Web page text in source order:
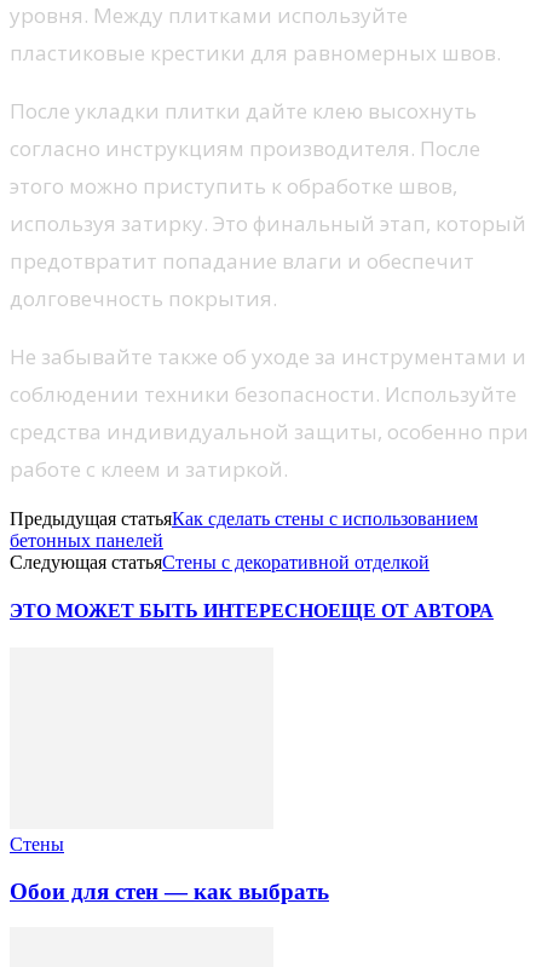
уровня. Между плитками используйте
пластиковые крестики для равномерных швов.
После укладки плитки дайте клею высохнуть
согласно инструкциям производителя. После
этого можно приступить к обработке швов,
используя затирку. Это финальный этап, который
предотвратит попадание влаги и обеспечит
долговечность покрытия.
Не забывайте также об уходе за инструментами и
соблюдении техники безопасности. Используйте
средства индивидуальной защиты, особенно при
работе с клеем и затиркой.
Предыдущая статьяКак сделать стены с использованием
бетонных панелей
Следующая статьяСтены с декоративной отделкой
ЭТО МОЖЕТ БЫТЬ ИНТЕРЕСНОЕЩЕ ОТ АВТОРА
Стены
Обои для стен — как выбрать